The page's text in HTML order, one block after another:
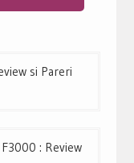
si Pareri
: Review